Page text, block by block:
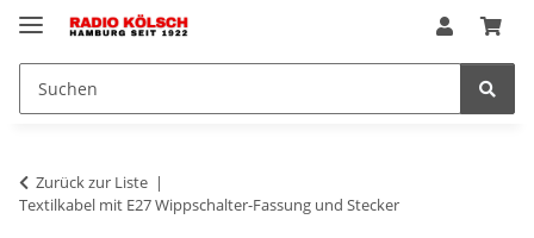
Zurück zur Liste
Textilkabel mit E27 Wippschalter-Fassung und Stecker